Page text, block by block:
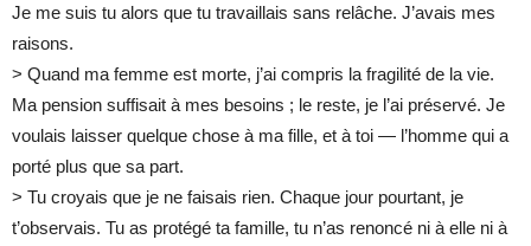
Je me suis tu alors que tu travaillais sans relâche. J’avais mes
raisons.
> Quand ma femme est morte, j’ai compris la fragilité de la vie.
Ma pension suffisait à mes besoins ; le reste, je l’ai préservé. Je
voulais laisser quelque chose à ma fille, et à toi — l’homme qui a
porté plus que sa part.
> Tu croyais que je ne faisais rien. Chaque jour pourtant, je
t’observais. Tu as protégé ta famille, tu n’as renoncé ni à elle ni à